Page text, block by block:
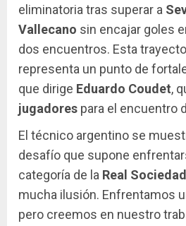
eliminatoria tras superar a
Vallecano sin encajar goles
dos encuentros. Esta
representa un punto de
que dirige Eduardo Coudet,
jugadores para el encuentro
El técnico argentino se
desafío que supone
categoría de la Real Sociedad
mucha ilusión. Enfrentamos
pero creemos en nuestro